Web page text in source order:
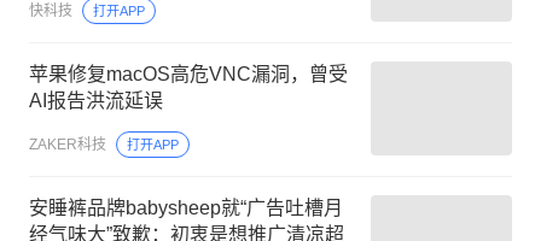
快科技 打开APP
苹果修复macOS高危VNC漏洞，曾受
AI报告洪流延误
ZAKER科技 打开APP
安睡裤品牌babysheep就“广告吐槽月
经气味大”致歉：初衷是想推广清凉超